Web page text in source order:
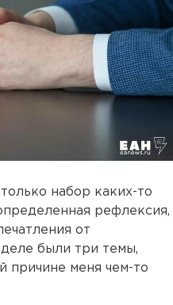
набор каких-то
рефлексия,
от
были три темы,
причине меня чем-то